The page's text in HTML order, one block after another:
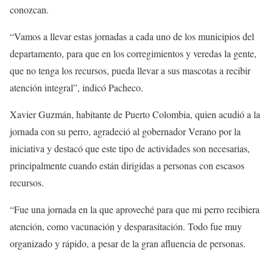
conozcan.
“Vamos a llevar estas jornadas a cada uno de los municipios del
departamento, para que en los corregimientos y veredas la gente,
que no tenga los recursos, pueda llevar a sus mascotas a recibir
atención integral”, indicó Pacheco.
Xavier Guzmán, habitante de Puerto Colombia, quien acudió a la
jornada con su perro, agradeció al gobernador Verano por la
iniciativa y destacó que este tipo de actividades son necesarias,
principalmente cuando están dirigidas a personas con escasos
recursos.
“Fue una jornada en la que aproveché para que mi perro recibiera
atención, como vacunación y desparasitación. Todo fue muy
organizado y rápido, a pesar de la gran afluencia de personas.